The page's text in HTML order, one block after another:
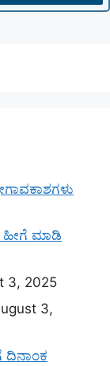
ಹೀಗೆ ಮಾಡಿ
3, 2025
3,
ದಿನಾಂಕ